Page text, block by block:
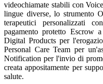
videochiamate stabili con
lingue diverse, lo strumento
terapeutici personalizzati
pagamento protetto Escrow
Digital Products per
Personal Care Team per
Notification per l'invio di
creata appositamente per
salute.